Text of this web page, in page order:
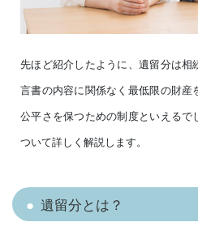
先ほど紹介したように、遺留分は
言書の内容に関係なく最低限の財
公平さを保つための制度といえる
ついて詳しく解説します。
遺留分とは？